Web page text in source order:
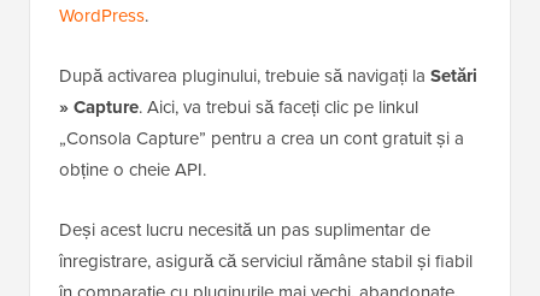
WordPress.
După activarea pluginului, trebuie să navigați la Setări
» Capture. Aici, va trebui să faceți clic pe linkul
„Consola Capture” pentru a crea un cont gratuit și a
obține o cheie API.
Deși acest lucru necesită un pas suplimentar de
înregistrare, asigură că serviciul rămâne stabil și fiabil